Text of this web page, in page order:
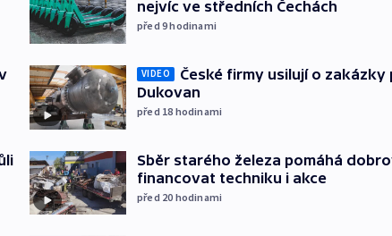
nejvíc ve středních Čechách
před 9hodinami
VIDEO
České firmy usilují o
Dukovan
před 18 hodinami
Sběr starého železa pomáhá
financovat techniku i akce
před 20 hodinami